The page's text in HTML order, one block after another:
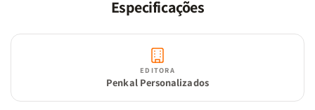
Especificações
EDITORA
Penkal Personalizados